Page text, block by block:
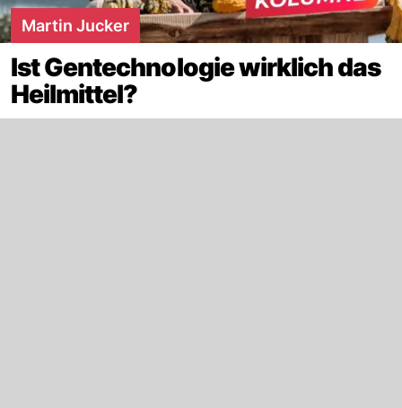
Martin Jucker
Ist Gentechnologie wirklich das
Heilmittel?